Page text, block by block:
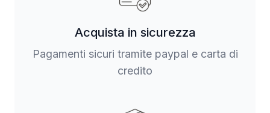
Acquista in sicurezza
Pagamenti sicuri tramite paypal e carta di
credito